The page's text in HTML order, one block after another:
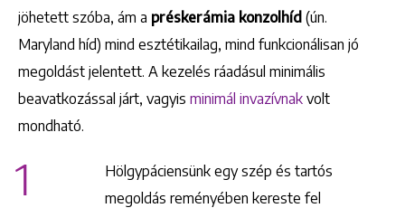
jöhetett szóba, ám a préskerámia konzolhíd (ún.
Maryland híd) mind esztétikailag, mind funkcionálisan jó
megoldást jelentett. A kezelés ráadásul minimális
beavatkozással járt, vagyis minimál invazívnak volt
mondható.
1
Hölgypáciensünk egy szép és tartós
megoldás reményében kereste fel